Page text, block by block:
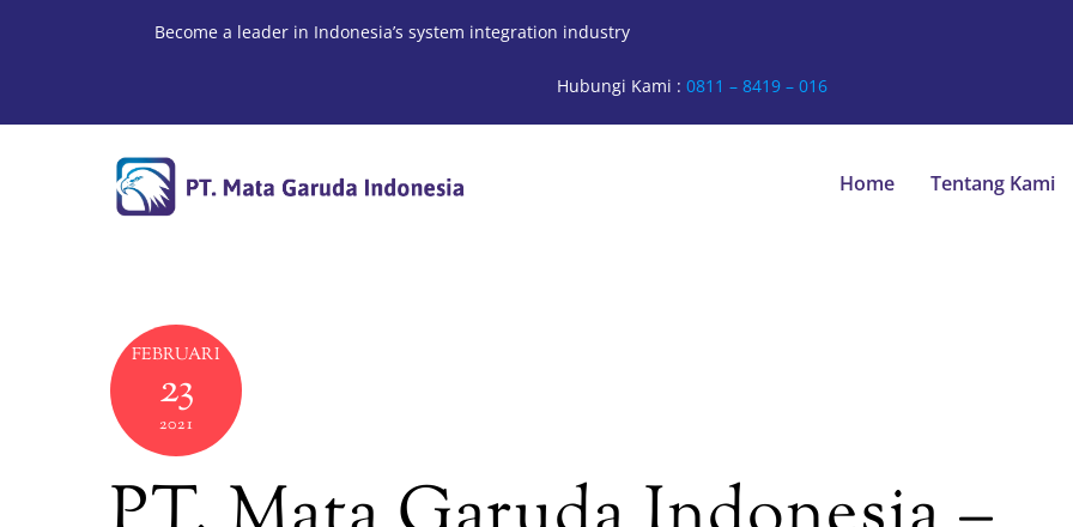
Become a leader in Indonesia’s system integration industry
Hubungi Kami : 0811 – 8419 – 016
Home Tentang Kami
FEBRUARI
23
2021